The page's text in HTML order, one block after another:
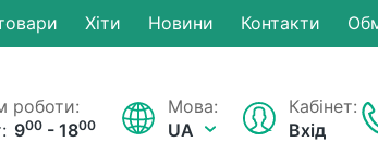
Хiти Новини Контакти
роботи:
900 - 1800
Мова:
UA
Кабінет:
Вхід